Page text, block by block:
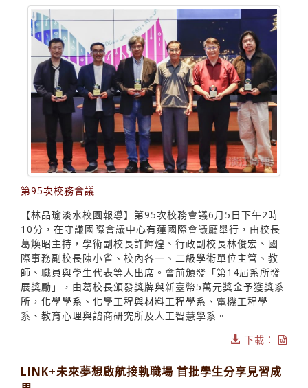
第95次校務會議
【林品瑜淡水校園報導】第95次校務會議6月5日下午2時
10分，在守謙國際會議中心有蓮國際會議廳舉行，由校長
葛煥昭主持，學術副校長許輝煌、行政副校長林俊宏、國
際事務副校長陳小雀、校內各一、二級學術單位主管、教
師、職員與學生代表等人出席。會前頒發「第14屆系所發
展獎勵」，由葛校長頒發獎牌與新臺幣5萬元獎金予獲獎系
所，化學學系、化學工程與材料工程學系、電機工程學
系、教育心理與諮商研究所及人工智慧學系。
下載：
LINK+未來夢想啟航接軌職場 首批學生分享見習成